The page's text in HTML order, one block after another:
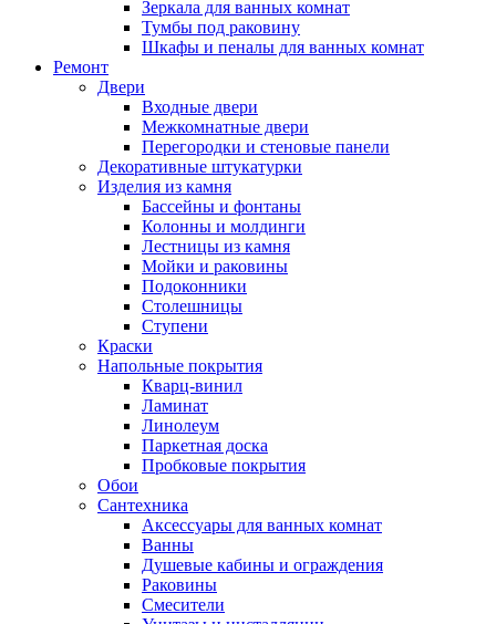
Зеркала для ванных комнат
Тумбы под раковину
Шкафы и пеналы для ванных комнат
Ремонт
Двери
Входные двери
Межкомнатные двери
Перегородки и стеновые панели
Декоративные штукатурки
Изделия из камня
Бассейны и фонтаны
Колонны и молдинги
Лестницы из камня
Мойки и раковины
Подоконники
Столешницы
Ступени
Краски
Напольные покрытия
Кварц-винил
Ламинат
Линолеум
Паркетная доска
Пробковые покрытия
Обои
Сантехника
Аксессуары для ванных комнат
Ванны
Душевые кабины и ограждения
Раковины
Смесители